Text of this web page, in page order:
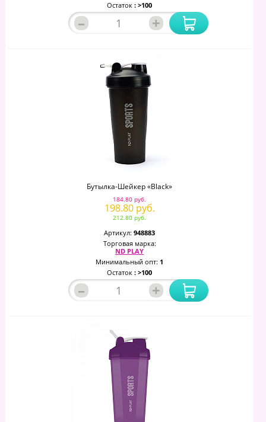
Остаток : >100
– +
Бутылка-Шейкер «Black»
184.80 руб.
198.80 руб.
212.80 руб.
Артикул: 948883
Торговая марка:
ND PLAY
Минимальный опт: 1
Остаток : >100
– +